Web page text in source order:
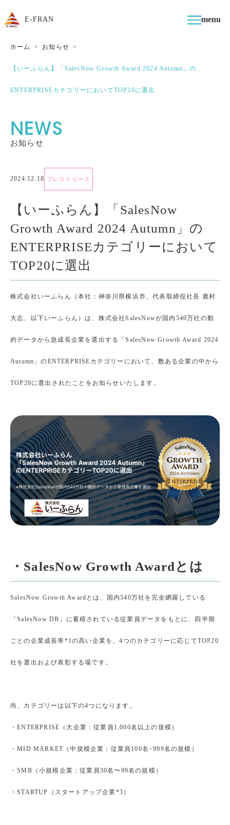
E-FRAN menu
ホーム お知らせ
【いーふらん】「SalesNow Growth Award 2024 Autumn」の
ENTERPRISEカテゴリーにおいてTOP20に選出
NEWS
お知らせ
2024.12.18 プレスリリース
【いーふらん】「SalesNow
Growth Award 2024 Autumn」の
ENTERPRISEカテゴリーにおいて
TOP20に選出
株式会社いーふらん（本社：神奈川県横浜市、代表取締役社長 鹿村
大志、以下いーふらん）は、株式会社SalesNowが国内540万社の動
的データから急成長企業を選出する「SalesNow Growth Award 2024
Autumn」のENTERPRISEカテゴリーにおいて、数ある企業の中から
TOP20に選出されたことをお知らせいたします。
・SalesNow Growth Awardとは
SalesNow Growth Awardとは、国内540万社を完全網羅している
「SalesNow DB」に蓄積されている従業員データをもとに、四半期
ごとの企業成長率*1の高い企業を、4つのカテゴリーに応じてTOP20
社を選出および表彰する場です。
尚、カテゴリーは以下の4つになります。
・ENTERPRISE（大企業：従業員1,000名以上の規模）
・MID MARKET（中規模企業：従業員100名~999名の規模）
・SMB（小規模企業：従業員30名〜99名の規模）
・STARTUP（スタートアップ企業*3）